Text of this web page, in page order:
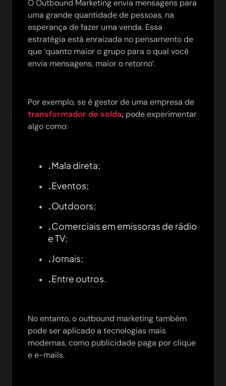
O Outbound Marketing envia mensagens para
uma grande quantidade de pessoas, na
esperança de fazer uma venda. Essa
estratégia está enraizada no pensamento de
que ‘quanto maior o grupo para o qual você
envia mensagens, maior o retorno’.
Por exemplo, se é gestor de uma empresa de
transformador de solda, pode experimentar
algo como:
.Mala direta;
.Eventos;
.Outdoors;
.Comerciais em emissoras de rádio
e TV;
.Jornais;
.Entre outros.
No entanto, o outbound marketing também
pode ser aplicado a tecnologias mais
modernas, como publicidade paga por clique
e e-mails.